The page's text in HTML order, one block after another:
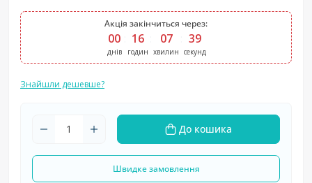
Акція закінчиться через:
00
днів
16
годин
07
хвилин
38
секунд
Знайшли дешевше?
До кошика
Швидке замовлення